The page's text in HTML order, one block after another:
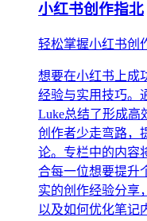
小红书创作指北
轻松掌握小红书创
想要在小红书上成
经验与实用技巧。
Luke总结了形成高
创作者少走弯路，
论。专栏中的内容
合每一位想要提升
实的创作经验分享
以及如何优化笔记